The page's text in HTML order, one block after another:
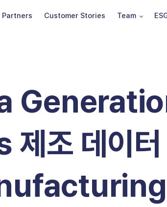
Partners Customer Stories Team
조 데이터